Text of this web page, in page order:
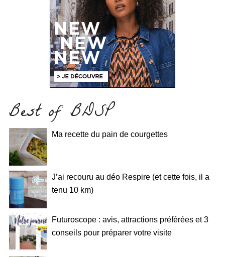
Best of BDSP
Ma recette du pain de courgettes
J’ai recouru au déo Respire (et cette fois, il a
tenu 10 km)
Futuroscope : avis, attractions préférées et 3
conseils pour préparer votre visite